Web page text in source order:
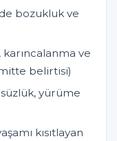
bozukluk ve
ve
belirtisi)
yürüme
kısıtlayan